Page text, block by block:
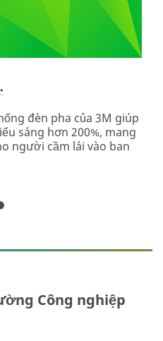
automotive/
đèn pha của 3M giúp
sáng hơn 200%, mang
người cầm lái vào ban
Công nghiệp